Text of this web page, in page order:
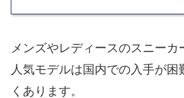
メンズやレディースのスニーカ
人気モデルは国内での入手が困
くあります。